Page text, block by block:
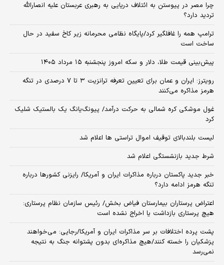
چرا مصر در پیوستن به ائتلاف دریایی به رهبری عربستان علیه انصارالله
تردید دارد؟
ترامپ همه را غافلگیر کرد/پایگاه نظامی محرمانه زیر کاخ سفید در حال
ساخت است
پیش‌بینی قیمت طلا، دلار و سکه امروز پنجشنبه ۱۵ مرداد ۱۴۰۵
رویترز: ایران و عمان برای تعیین تعرفه ترانزیت ۳ تا ۷ درصدی در تنگه
هرمز مذاکره می‌کنند
غول موشکی کره شمالی به حرکت درآمد/ پیونگ‌یانگ یک بالستیک شلیک
کرد
لیست بلندبالای توقیف اموال تراستی ها اعلام شد
شرط جدید بازنشستگی اعلام شد
خبر جدید پاکستان درباره مذاکرات ایران و آمریکا/ رایزنی کشورها درباره
تنگه هرمز ادامه دارد؟
اعتراض پرستاران بیمارستان فیاض بخش/ رئیس سازمان نظام پرستاری:
هیچ پرستاری بازداشت یا اخراج نشده است
پشت پرده اختلافات بر سر مذاکرات ایران و آمریکا/رجایی: می‌خواهند
پزشکیان را خسته کنند/هیچ مذاکره‌ای بدون پشتوانه جنگ به نتیجه
نمی‌رسد